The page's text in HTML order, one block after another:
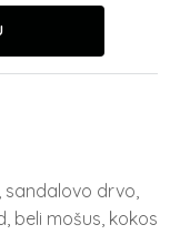
drvo,
beli mošus, kokos